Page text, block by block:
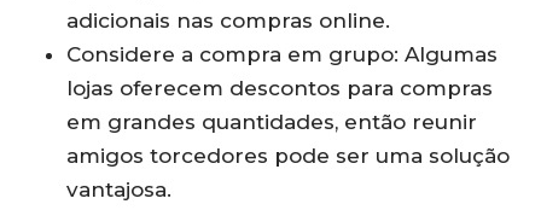
adicionais nas compras online.
Considere a compra em grupo: Algumas
lojas oferecem descontos para compras
em grandes quantidades, então reunir
amigos torcedores pode ser uma solução
vantajosa.